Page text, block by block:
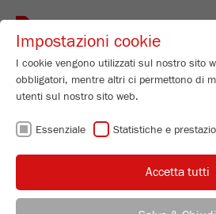
Impostazioni cookie
I cookie vengono utilizzati sul nostro sito
obbligatori, mentre altri ci permettono di
utenti sul nostro sito web.
Essenziale Statistiche e
Accetta tutti
MATERIAL DATA
FOR GRINDING
ELEMENT ANALYSIS